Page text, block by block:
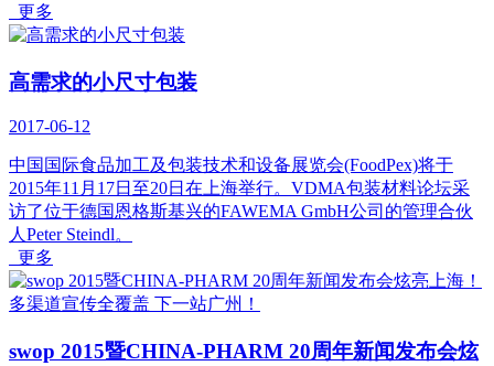
更多
高需求的小尺寸包装
2017-06-12
中国国际食品加工及包装技术和设备展览会(FoodPex)将于
2015年11月17日至20日在上海举行。VDMA包装材料论坛采
访了位于德国恩格斯基兴的FAWEMA GmbH公司的管理合伙
人Peter Steindl。
更多
swop 2015暨CHINA-PHARM 20周年新闻发布会炫